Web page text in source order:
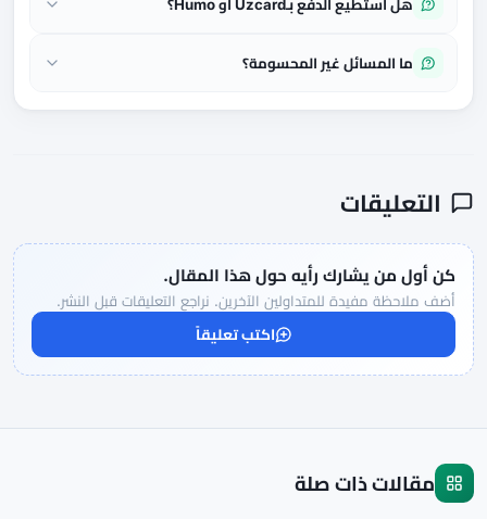
هل أستطيع الدفع بـUzcard أو Humo؟
ما المسائل غير المحسومة؟
التعليقات
كن أول من يشارك رأيه حول هذا المقال.
أضف ملاحظة مفيدة للمتداولين الآخرين. نراجع التعليقات قبل النشر.
اكتب تعليقاً
مقالات ذات صلة